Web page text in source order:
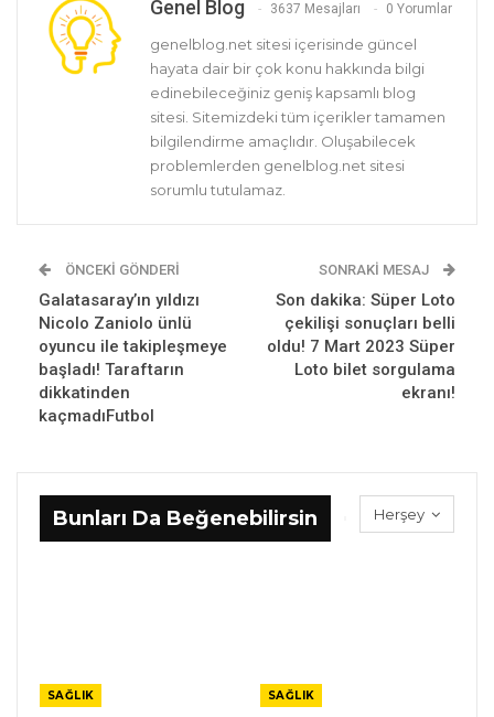
Genel Blog 3637 Mesajları 0 Yorumlar
genelblog.net sitesi içerisinde güncel
hayata dair bir çok konu hakkında bilgi
edinebileceğiniz geniş kapsamlı blog
sitesi. Sitemizdeki tüm içerikler tamamen
bilgilendirme amaçlıdır. Oluşabilecek
problemlerden genelblog.net sitesi
sorumlu tutulamaz.
ÖNCEKI GÖNDERI
Galatasaray’ın yıldızı
Nicolo Zaniolo ünlü
oyuncu ile takipleşmeye
başladı! Taraftarın
dikkatinden
kaçmadıFutbol
SONRAKI MESAJ
Son dakika: Süper Loto
çekilişi sonuçları belli
oldu! 7 Mart 2023 Süper
Loto bilet sorgulama
ekranı!
Herşey
Bunları Da Beğenebilirsin
SAĞLIK SAĞLIK